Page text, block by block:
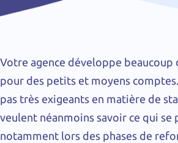
Votre agence développe
pour des petits et moyens
pas très exigeants en matière de
veulent néanmoins savoir ce qui se
notamment lors des phases de